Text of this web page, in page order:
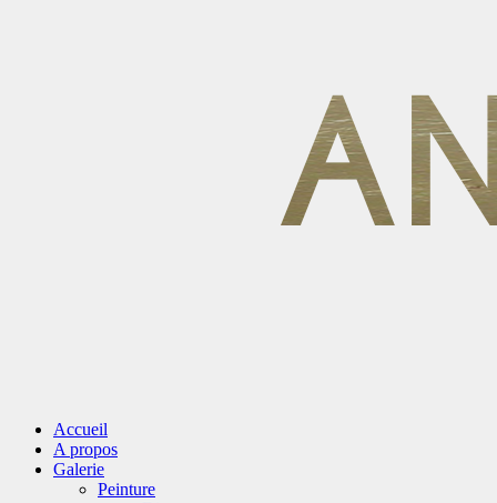
Accueil
A propos
Galerie
Peinture